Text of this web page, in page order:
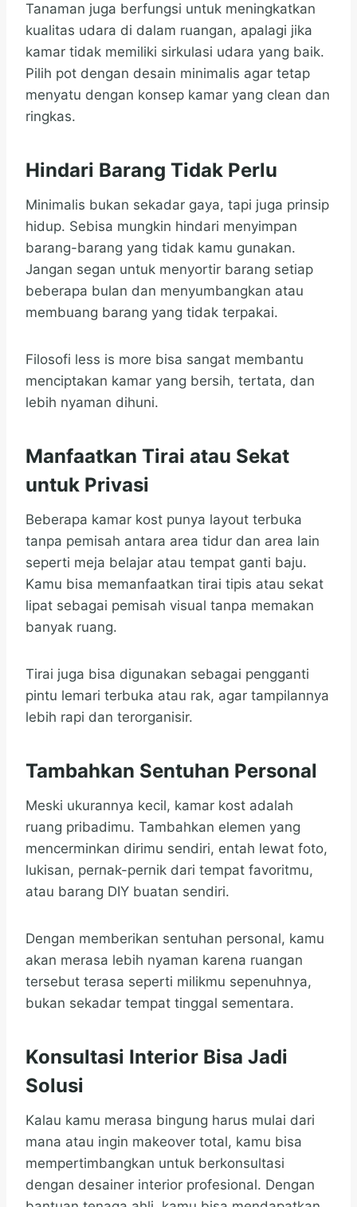
Tanaman juga berfungsi untuk meningkatkan
kualitas udara di dalam ruangan, apalagi jika
kamar tidak memiliki sirkulasi udara yang baik.
Pilih pot dengan desain minimalis agar tetap
menyatu dengan konsep kamar yang clean dan
ringkas.
Hindari Barang Tidak Perlu
Minimalis bukan sekadar gaya, tapi juga prinsip
hidup. Sebisa mungkin hindari menyimpan
barang-barang yang tidak kamu gunakan.
Jangan segan untuk menyortir barang setiap
beberapa bulan dan menyumbangkan atau
membuang barang yang tidak terpakai.
Filosofi less is more bisa sangat membantu
menciptakan kamar yang bersih, tertata, dan
lebih nyaman dihuni.
Manfaatkan Tirai atau Sekat
untuk Privasi
Beberapa kamar kost punya layout terbuka
tanpa pemisah antara area tidur dan area lain
seperti meja belajar atau tempat ganti baju.
Kamu bisa memanfaatkan tirai tipis atau sekat
lipat sebagai pemisah visual tanpa memakan
banyak ruang.
Tirai juga bisa digunakan sebagai pengganti
pintu lemari terbuka atau rak, agar tampilannya
lebih rapi dan terorganisir.
Tambahkan Sentuhan Personal
Meski ukurannya kecil, kamar kost adalah
ruang pribadimu. Tambahkan elemen yang
mencerminkan dirimu sendiri, entah lewat foto,
lukisan, pernak-pernik dari tempat favoritmu,
atau barang DIY buatan sendiri.
Dengan memberikan sentuhan personal, kamu
akan merasa lebih nyaman karena ruangan
tersebut terasa seperti milikmu sepenuhnya,
bukan sekadar tempat tinggal sementara.
Konsultasi Interior Bisa Jadi
Solusi
Kalau kamu merasa bingung harus mulai dari
mana atau ingin makeover total, kamu bisa
mempertimbangkan untuk berkonsultasi
dengan desainer interior profesional. Dengan